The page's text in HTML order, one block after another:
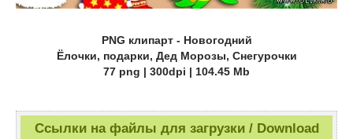
PNG клипарт - Новогодний
Ёлочки, подарки, Дед Морозы, Cнегурочки
77 png | 300dpi | 104.45 Mb
Ссылки на файлы для загрузки / Download